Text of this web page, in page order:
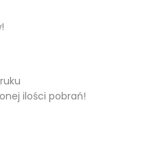
ilości pobrań!